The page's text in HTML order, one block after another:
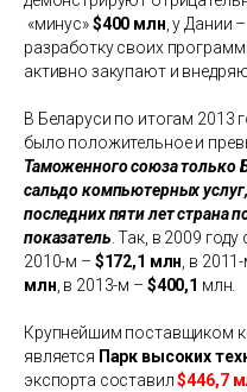
«минус»$400 млн , у Дании –
разработку своих
активно закупают и
В Беларуси по итогам 2013
было положительное и
Таможенного союза только
сальдо компьютерных
последних пяти лет страна
показатель . Так, в 2009
2010-м – $172,1 млн , в
млн , в 2013-м – $400,1 млн.
Крупнейшим поставщиком
является Парк высоких
экспорта составил$446,7